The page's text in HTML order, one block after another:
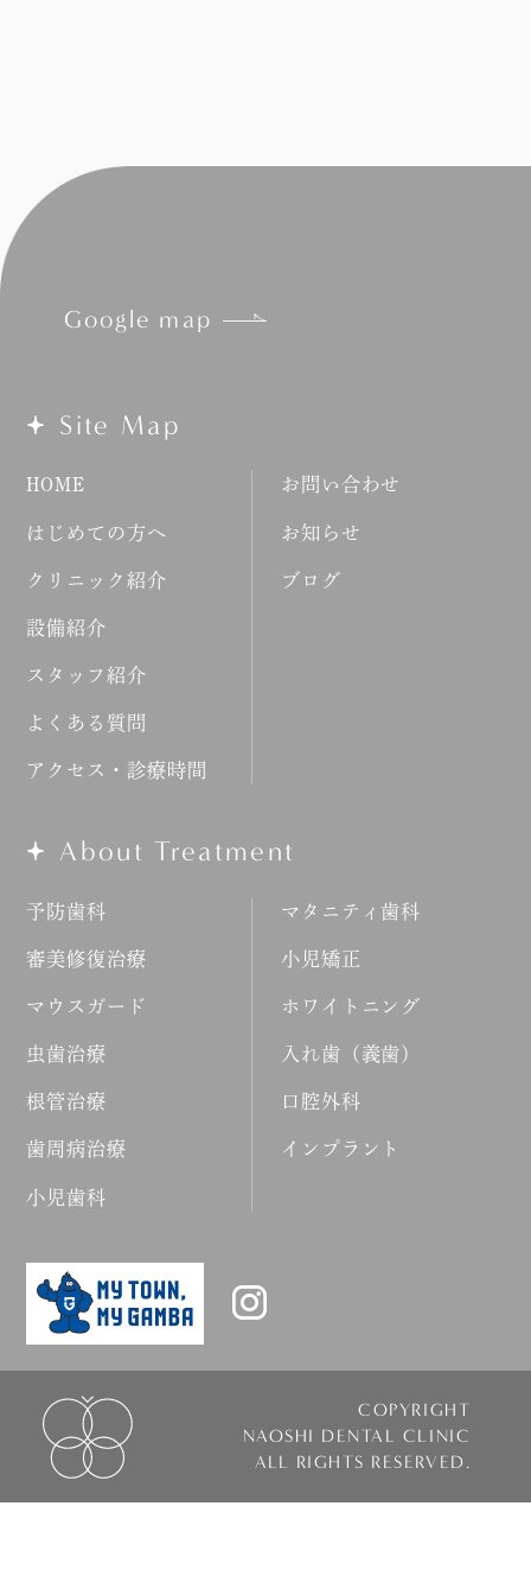
Google map
Site Map
HOME
はじめての方へ
クリニック紹介
設備紹介
スタッフ紹介
よくある質問
アクセス・診療時間
お問い合わせ
お知らせ
ブログ
About Treatment
予防歯科
審美修復治療
マウスガード
虫歯治療
根管治療
歯周病治療
小児歯科
マタニティ歯科
小児矯正
ホワイトニング
入れ歯（義歯）
口腔外科
インプラント
COPYRIGHT
NAOSHI DENTAL CLINIC
ALL RIGHTS RESERVED.